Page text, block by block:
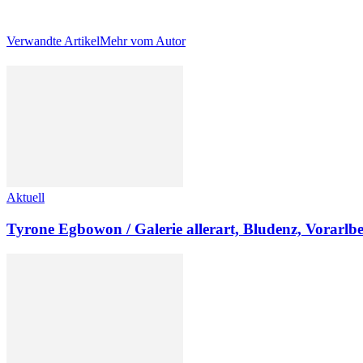
Verwandte ArtikelMehr vom Autor
Aktuell
Tyrone Egbowon / Galerie allerart, Bludenz,